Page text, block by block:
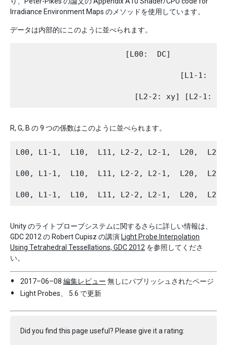
Irradiance Environment Maps のメソッドを使用しています。
データは内部的にこのように並べられます。
                        [L00:  DC]
[L1-1:
R, G, B の 9 つの係数はこのように並べられます。
L00, L1-1,  L10,  L11, L2-2, L2-1,  L20,  L21,
L00, L1-1,  L10,  L11, L2-2, L2-1,  L20,  L21,
Unity のライトプローブシステムに関するさらに詳しい情報は、
GDC 2012 の Robert Cupisz の講演 Light Probe Interpolation
Using Tetrahedral Tessellations, GDC 2012 を参照してくださ
い。
2017–06–08 編集レビュー 無しにパブリッシュされたページ
Light Probes、 5.6 で更新
Did you find this page useful? Please give it a rating: